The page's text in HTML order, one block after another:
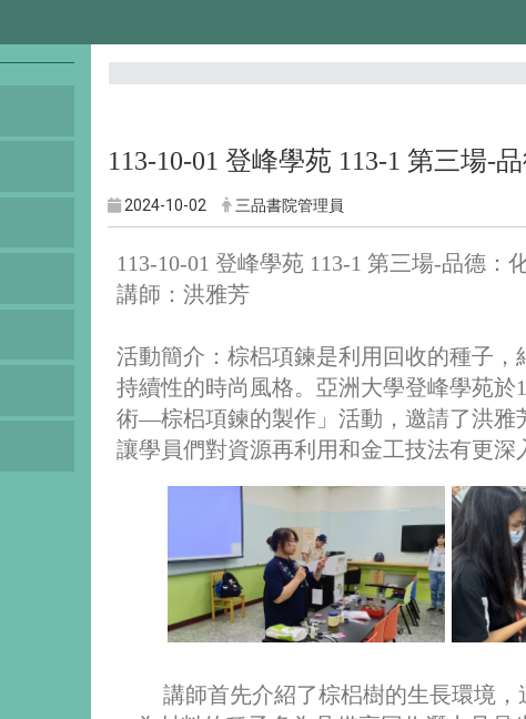
113-10-01 登峰學苑 113-1 第三場
2024-10-02 三品書院管理員
113-10-01 登峰學苑 113-1 第三場-品德
講師：洪雅芳
活動簡介：棕梠項鍊是利用回收的種子
持續性的時尚風格。亞洲大學登峰學苑於
術—棕梠項鍊的製作」活動，邀請了洪雅
讓學員們對資源再利用和金工技法有更深
講師首先介紹了棕梠樹的生長環境，